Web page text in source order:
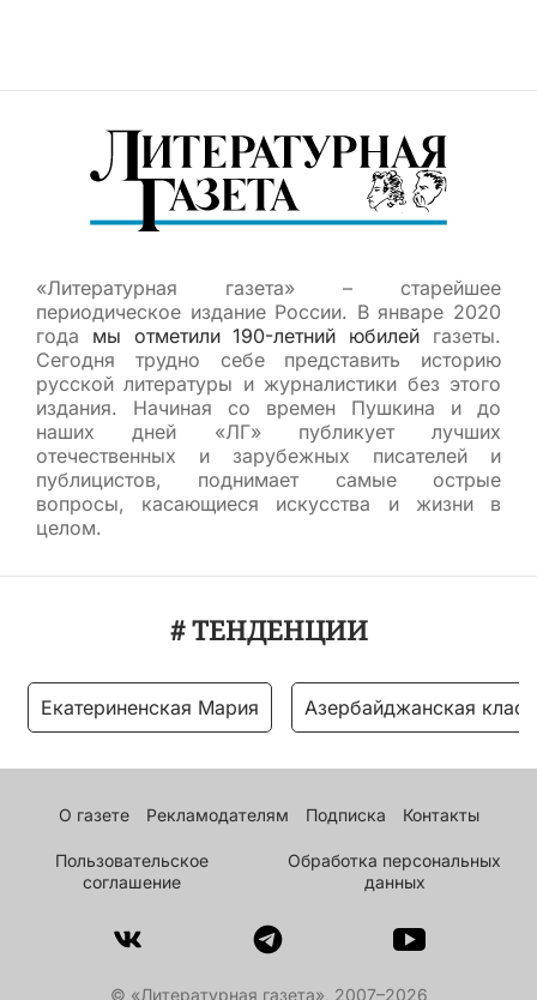
«Литературная газета» – старейшее
периодическое издание России. В январе 2020
года мы отметили 190-летний юбилей газеты.
Сегодня трудно себе представить историю
русской литературы и журналистики без этого
издания. Начиная со времен Пушкина и до
наших дней «ЛГ» публикует лучших
отечественных и зарубежных писателей и
публицистов, поднимает самые острые
вопросы, касающиеся искусства и жизни в
целом.
# ТЕНДЕНЦИИ
Екатериненская Мария Азербайджанская
О газете Рекламодателям Подписка Контакты
Пользовательское
соглашение
Обработка персональных
данных
© «Литературная газета», 2007–2026